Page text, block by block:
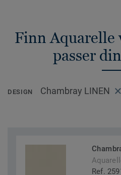
Finn Aquarelle
passer
DESIGN Chambray LINEN
Ref.